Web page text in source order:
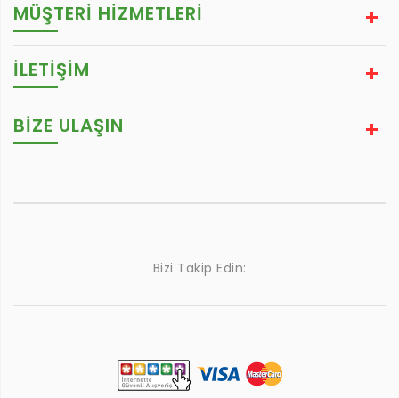
MÜŞTERİ HİZMETLERİ
İLETİŞİM
BIZE ULAŞIN
Bizi Takip Edin: